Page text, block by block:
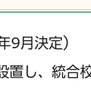
9月決定）
置し、統合